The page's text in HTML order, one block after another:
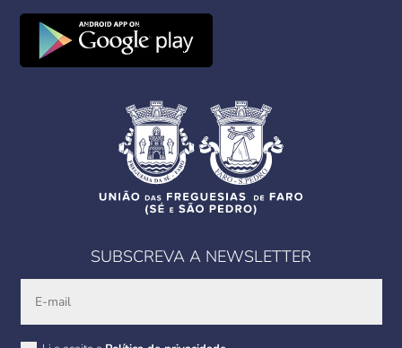
SUBSCREVA A NEWSLETTER